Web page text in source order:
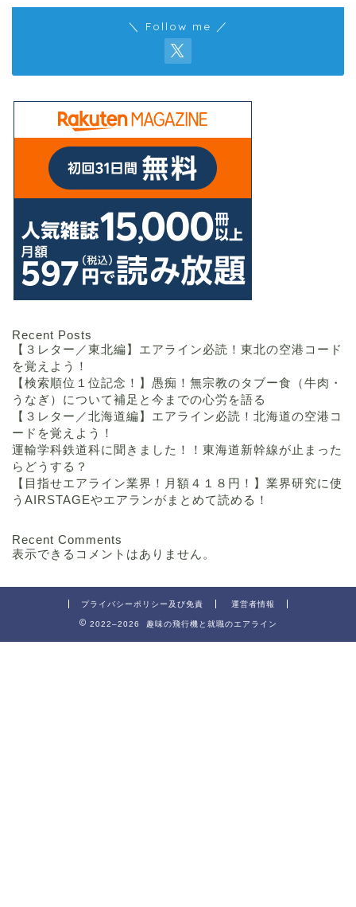
＼ Follow me ／
Recent Posts
【３レター／東北編】エアライン必読！東北の空港コード
を覚えよう！
【検索順位１位記念！】愚痴！無宗教のタブー食（牛肉・
うなぎ）について補足と今までの心労を語る
【３レター／北海道編】エアライン必読！北海道の空港コ
ードを覚えよう！
運輸学科鉄道科に聞きました！！東海道新幹線が止まった
らどうする？
【目指せエアライン業界！月額４１８円！】業界研究に使
うAIRSTAGEやエアランがまとめて読める！
Recent Comments
表示できるコメントはありません。
プライバシーポリシー及び免責 運営者情報
2022–2026 趣味の飛行機と就職のエアライン